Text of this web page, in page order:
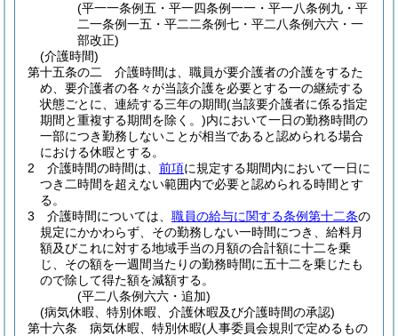
(平一一条例五・平一四条例一一・平一八条例九・平
二一条例一五・平二二条例七・平二八条例六六・一
部改正)
(介護時間)
第十五条の二
介護時間は、職員が要介護者の介護をするた
め、要介護者の各々が当該介護を必要とする一の継続する
状態ごとに、連続する三年の期間(当該要介護者に係る指定
期間と重複する期間を除く。)内において一日の勤務時間の
一部につき勤務しないことが相当であると認められる場合
における休暇とする。
2
介護時間の時間は、 前項に規定する期間内において一日に
つき二時間を超えない範囲内で必要と認められる時間とす
る。
3
介護時間については、 職員の給与に関する条例第十二条の
規定にかかわらず、その勤務しない一時間につき、給料月
額及びこれに対する地域手当の月額の合計額に十二を乗
じ、その額を一週間当たりの勤務時間に五十二を乗じたも
ので除して得た額を減額する。
(平二八条例六六・追加)
(病気休暇、特別休暇、介護休暇及び介護時間の承認)
第十六条
病気休暇、特別休暇(人事委員会規則で定めるもの